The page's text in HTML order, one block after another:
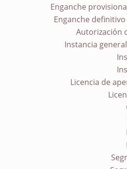
Enganche
Enganche
Autorización
Instancia
Licencia de